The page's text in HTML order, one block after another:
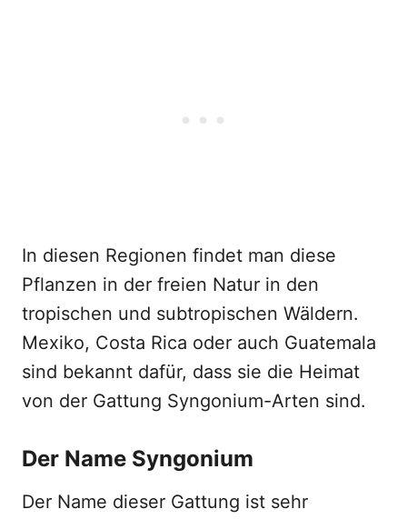
In diesen Regionen findet man diese
Pflanzen in der freien Natur in den
tropischen und subtropischen Wäldern.
Mexiko, Costa Rica oder auch Guatemala
sind bekannt dafür, dass sie die Heimat
von der Gattung Syngonium-Arten sind.
Der Name Syngonium
Der Name dieser Gattung ist sehr